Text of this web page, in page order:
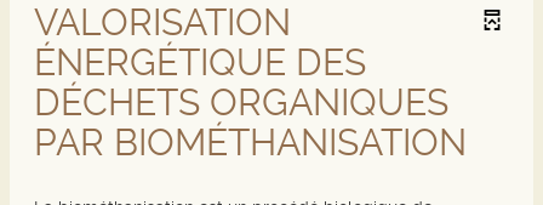
VALORISATION
ÉNERGÉTIQUE DES
DÉCHETS ORGANIQUES
PAR BIOMÉTHANISATION